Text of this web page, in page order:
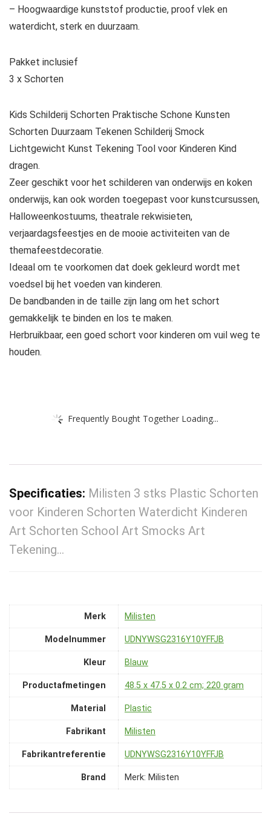
– Hoogwaardige kunststof productie, proof vlek en
waterdicht, sterk en duurzaam.
Pakket inclusief
3 x Schorten
Kids Schilderij Schorten Praktische Schone Kunsten
Schorten Duurzaam Tekenen Schilderij Smock
Lichtgewicht Kunst Tekening Tool voor Kinderen Kind
dragen.
Zeer geschikt voor het schilderen van onderwijs en koken
onderwijs, kan ook worden toegepast voor kunstcursussen,
Halloweenkostuums, theatrale rekwisieten,
verjaardagsfeestjes en de mooie activiteiten van de
themafeestdecoratie.
Ideaal om te voorkomen dat doek gekleurd wordt met
voedsel bij het voeden van kinderen.
De bandbanden in de taille zijn lang om het schort
gemakkelijk te binden en los te maken.
Herbruikbaar, een goed schort voor kinderen om vuil weg te
houden.
Frequently Bought Together Loading...
Specificaties: Milisten 3 stks Plastic Schorten
voor Kinderen Schorten Waterdicht Kinderen
Art Schorten School Art Smocks Art
Tekening…
Merk ‎Milisten
Modelnummer ‎UDNYWSG2316Y10YFFJB
Kleur ‎Blauw
Productafmetingen ‎48.5 x 47.5 x 0.2 cm; 220 gram
Material ‎Plastic
Fabrikant ‎Milisten
Fabrikantreferentie ‎UDNYWSG2316Y10YFFJB
Brand Merk: Milisten